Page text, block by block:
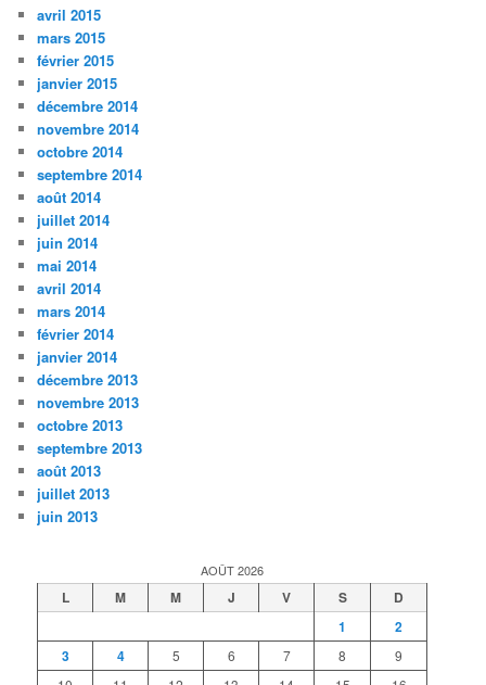
avril 2015
mars 2015
février 2015
janvier 2015
décembre 2014
novembre 2014
octobre 2014
septembre 2014
août 2014
juillet 2014
juin 2014
mai 2014
avril 2014
mars 2014
février 2014
janvier 2014
décembre 2013
novembre 2013
octobre 2013
septembre 2013
août 2013
juillet 2013
juin 2013
AOÛT 2026
L M M J V S
D
1
2
3
4 5 6 7 8
9